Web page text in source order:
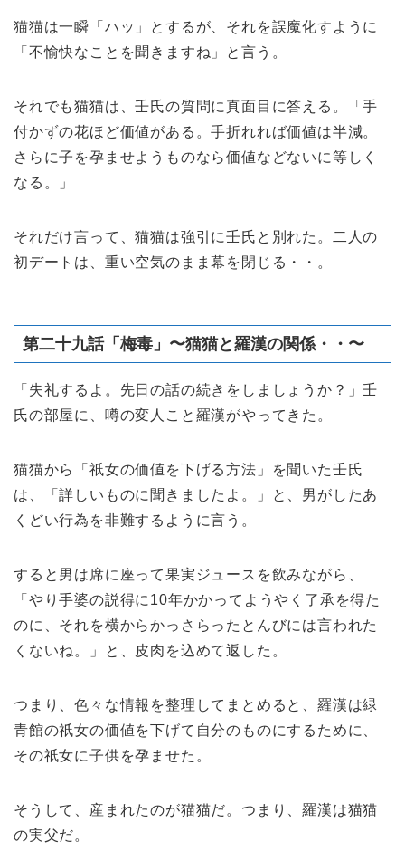
猫猫は一瞬「ハッ」とするが、それを誤魔化すように
「不愉快なことを聞きますね」と言う。
それでも猫猫は、壬氏の質問に真面目に答える。「手
付かずの花ほど価値がある。手折れれば価値は半減。
さらに子を孕ませようものなら価値などないに等しく
なる。」
それだけ言って、猫猫は強引に壬氏と別れた。二人の
初デートは、重い空気のまま幕を閉じる・・。
第二十九話「梅毒」〜猫猫と羅漢の関係・・〜
「失礼するよ。先日の話の続きをしましょうか？」壬
氏の部屋に、噂の変人こと羅漢がやってきた。
猫猫から「祇女の価値を下げる方法」を聞いた壬氏
は、「詳しいものに聞きましたよ。」と、男がしたあ
くどい行為を非難するように言う。
すると男は席に座って果実ジュースを飲みながら、
「やり手婆の説得に10年かかってようやく了承を得た
のに、それを横からかっさらったとんびには言われた
くないね。」と、皮肉を込めて返した。
つまり、色々な情報を整理してまとめると、羅漢は緑
青館の祇女の価値を下げて自分のものにするために、
その祇女に子供を孕ませた。
そうして、産まれたのが猫猫だ。つまり、羅漢は猫猫
の実父だ。